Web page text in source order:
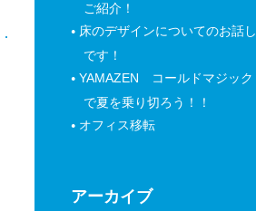
ご紹介！
床のデザインについてのお話し
です！
YAMAZEN コールドマジック
で夏を乗り切ろう！！
オフィス移転
アーカイブ